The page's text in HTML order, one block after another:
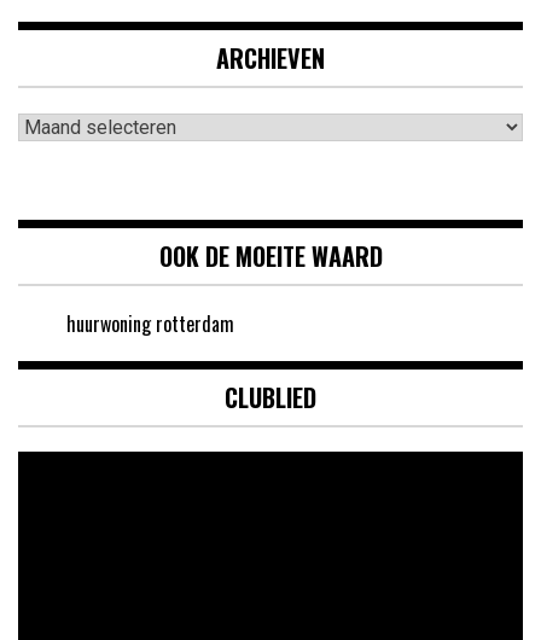
ARCHIEVEN
Archieven
OOK DE MOEITE WAARD
huurwoning rotterdam
CLUBLIED